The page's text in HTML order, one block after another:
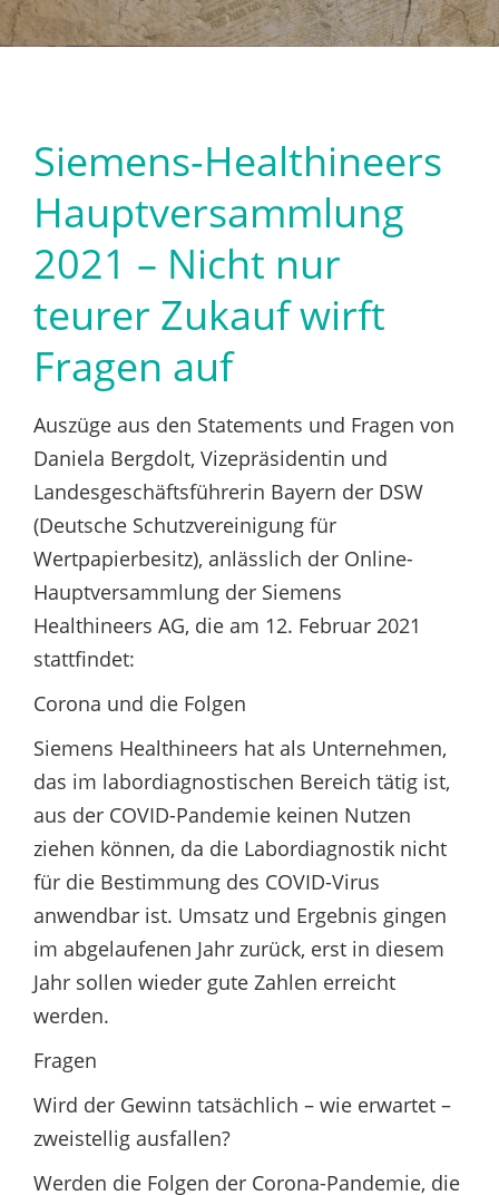
Siemens-Healthineers
Hauptversammlung
2021 – Nicht nur
teurer Zukauf wirft
Fragen auf
Auszüge aus den Statements und Fragen von
Daniela Bergdolt, Vizepräsidentin und
Landesgeschäftsführerin Bayern der DSW
(Deutsche Schutzvereinigung für
Wertpapierbesitz), anlässlich der Online-
Hauptversammlung der Siemens
Healthineers AG, die am 12. Februar 2021
stattfindet:
Corona und die Folgen
Siemens Healthineers hat als Unternehmen,
das im labordiagnostischen Bereich tätig ist,
aus der COVID-Pandemie keinen Nutzen
ziehen können, da die Labordiagnostik nicht
für die Bestimmung des COVID-Virus
anwendbar ist. Umsatz und Ergebnis gingen
im abgelaufenen Jahr zurück, erst in diesem
Jahr sollen wieder gute Zahlen erreicht
werden.
Fragen
Wird der Gewinn tatsächlich – wie erwartet –
zweistellig ausfallen?
Werden die Folgen der Corona-Pandemie, die